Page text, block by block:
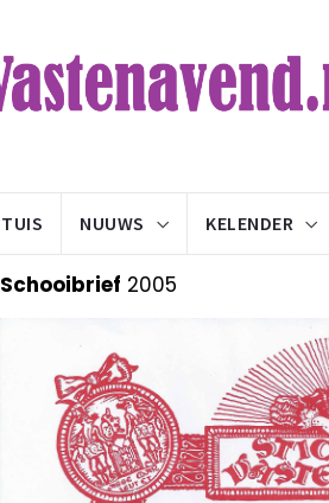
TUIS NUUWS KELENDER
Schooibrief 2005